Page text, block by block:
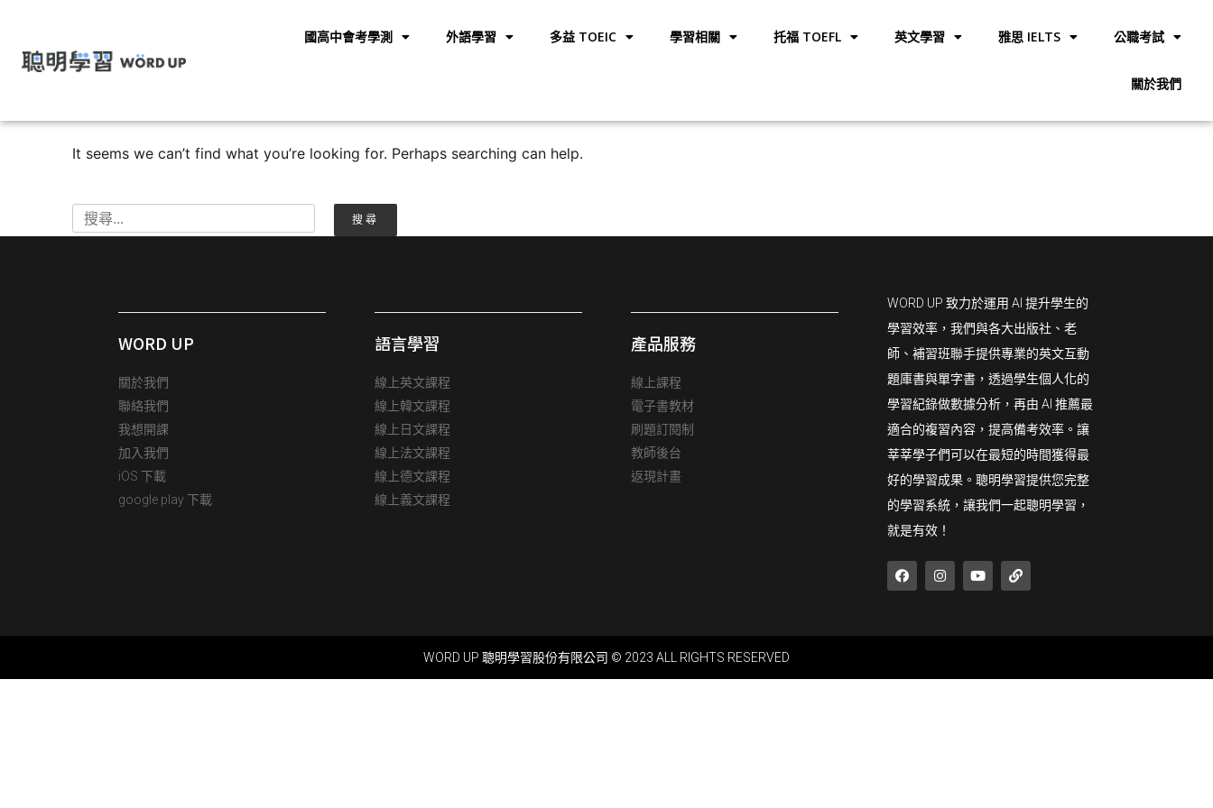
國高中會考學測 外語學習 多益 TOEIC 學習相關 托福 TOEFL 英文學習 雅思 IELTS 公職考試
關於我們
It seems we can’t find what you’re looking for. Perhaps searching can help.
WORD UP
關於我們
聯絡我們
我想開課
加入我們
iOS 下載
google play 下載
語言學習
線上英文課程
線上韓文課程
線上日文課程
線上法文課程
線上德文課程
線上義文課程
產品服務
線上課程
電子書教材
刷題訂閱制
教師後台
返現計畫
WORD UP 致力於運用 AI 提升學生的
學習效率，我們與各大出版社、老
師、補習班聯手提供專業的英文互動
題庫書與單字書，透過學生個人化的
學習紀錄做數據分析，再由 AI 推薦最
適合的複習內容，提高備考效率。讓
莘莘學子們可以在最短的時間獲得最
好的學習成果。聰明學習提供您完整
的學習系統，讓我們一起聰明學習，
就是有效！
WORD UP 聰明學習股份有限公司 © 2023 ALL RIGHTS RESERVED​